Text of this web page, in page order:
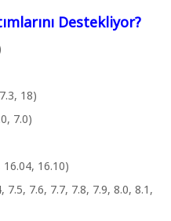
Destekliyor?
18)
7.0)
16.10)
7.5, 7.6, 7.7, 7.8, 7.9, 8.0, 8.1,